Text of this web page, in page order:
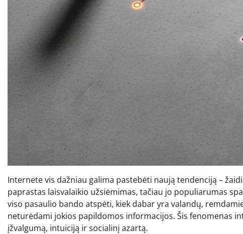
Internete vis dažniau galima pastebėti naują tendenciją –
paprastas laisvalaikio užsiėmimas, tačiau jo populiarumas
viso pasaulio bando atspėti, kiek dabar yra valandų,
neturėdami jokios papildomos informacijos. Šis fenomenas
įžvalgumą, intuiciją ir socialinį azartą.